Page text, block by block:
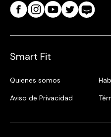
Smart Fit
Quienes somos
Aviso de Privacidad